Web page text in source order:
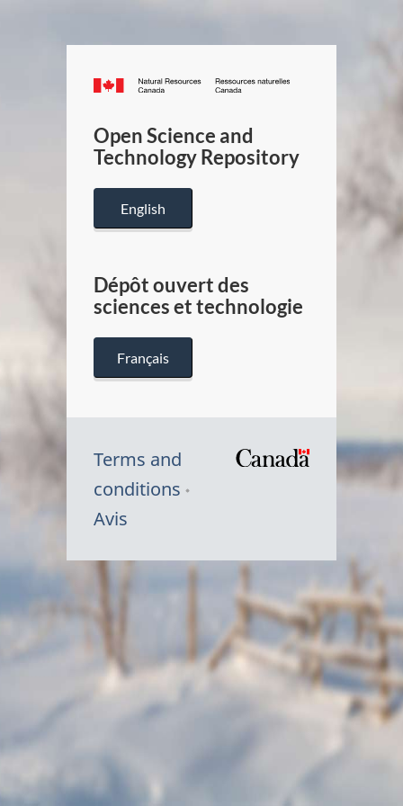
Canada.ca
/
Canada
Open Science and
Technology Repository
English
Dépôt ouvert des
sciences et technologie
Français
Terms and
conditions
Avis
Symbole
Canada